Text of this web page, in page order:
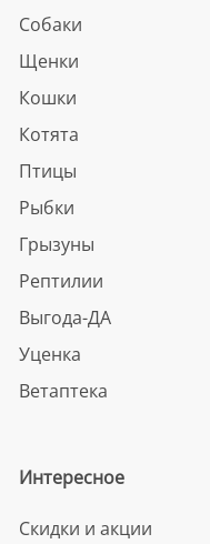
Собаки
Щенки
Кошки
Котята
Птицы
Рыбки
Грызуны
Рептилии
Выгода-ДА
Уценка
Ветаптека
Интересное
Скидки и акции